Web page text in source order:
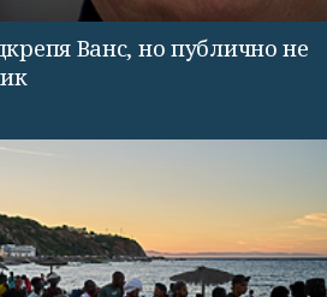
Ванс, но публично не